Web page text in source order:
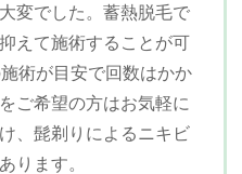
変でした。蓄熱脱毛で
えて施術することが可
術が目安で回数はかか
ご希望の方はお気軽に
、髭剃りによるニキビ
ります。